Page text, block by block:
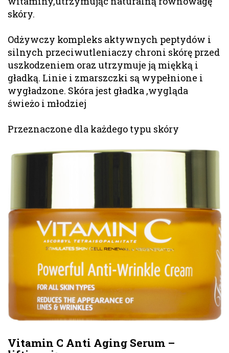
skóry.
Odżywczy kompleks aktywnych peptydów i
silnych przeciwutleniaczy chroni skórę przed
uszkodzeniem oraz utrzymuje ją miękką i
gładką. Linie i zmarszczki są wypełnione i
wygładzone. Skóra jest gładka ,wygląda
świeżo i młodziej
Przeznaczone dla każdego typu skóry
Vitamin C Anti Aging Serum –